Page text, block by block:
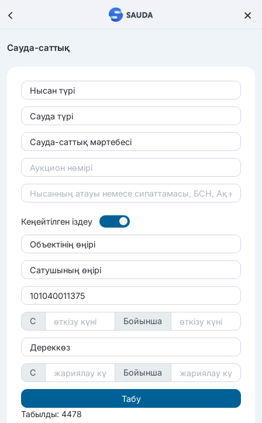
Сауда-саттық
Нысан түрі
Сауда түрі
Сауда-саттық мәртебесі
Кеңейтілген іздеу
Объектінің өңірі
Сатушының өңірі
С Бойынша
Дереккөз
С Бойынша
Табылды: 4478